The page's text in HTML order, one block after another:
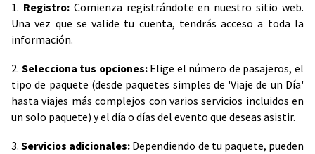
1. Registro:Comienza registrándote en nuestro sitio web.
Una vez que se valide tu cuenta, tendrás acceso a toda la
información.
2. Selecciona tus opciones:Elige el número de pasajeros, el
tipo de paquete (desde paquetes simples de 'Viaje de un Día'
hasta viajes más complejos con varios servicios incluidos en
un solo paquete) y el día o días del evento que deseas asistir.
3.Servicios adicionales: Dependiendo de tu paquete, pueden